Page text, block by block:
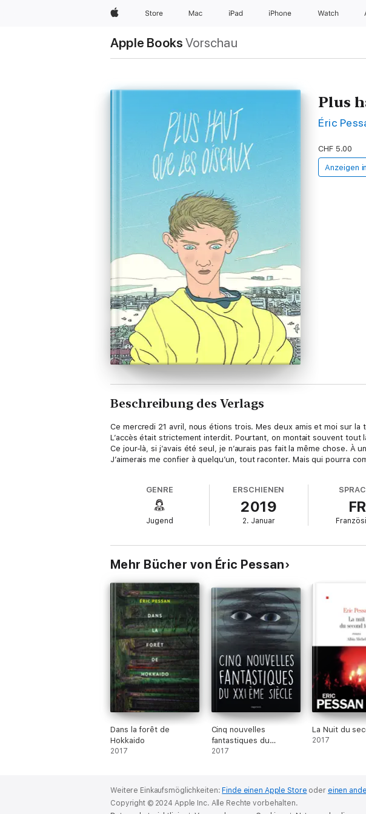
Apple Store Mac iPad iPhone Watch
Apple Books Vorschau
Plus
Éric
CHF 5.00
Anzeigen in
Beschreibung des Verlags
Ce mercredi 21 avril, nous étions trois. Mes deux amis et moi sur
L’accès était strictement interdit. Pourtant, on montait souvent tout
Ce jour-là, si j’avais été seul, je n’aurais pas fait la même chose.
J’aimerais me confier à quelqu’un, tout raconter. Mais qui pourra
GENRE
Jugend
ERSCHIENEN
2019
2. Januar
FR
Mehr Bücher von Éric Pessan
Dans la forêt de
Hokkaido
2017
Cinq nouvelles
fantastiques du
XXIème siècle
2017
La Nuit du
2017
Weitere Einkaufsmöglichkeiten: Finde einen Apple Store oder einen
Copyright © 2024 Apple Inc. Alle Rechte vorbehalten.